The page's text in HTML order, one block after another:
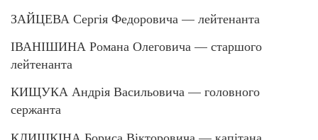
ЗАЙЦЕВА Сергія Федоровича — лейтенанта
ІВАНІШИНА Романа Олеговича — старшого
лейтенанта
КИЩУКА Андрія Васильовича — головного
сержанта